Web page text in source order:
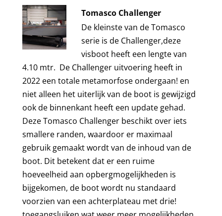
Tomasco Challenger
De kleinste van de Tomasco
serie is de Challenger,deze
visboot heeft een lengte van
4.10 mtr. De Challenger uitvoering heeft in
2022 een totale metamorfose ondergaan! en
niet alleen het uiterlijk van de boot is gewijzigd
ook de binnenkant heeft een update gehad.
Deze Tomasco Challenger beschikt over iets
smallere randen, waardoor er maximaal
gebruik gemaakt wordt van de inhoud van de
boot. Dit betekent dat er een ruime
hoeveelheid aan opbergmogelijkheden is
bijgekomen, de boot wordt nu standaard
voorzien van een achterplateau met drie!